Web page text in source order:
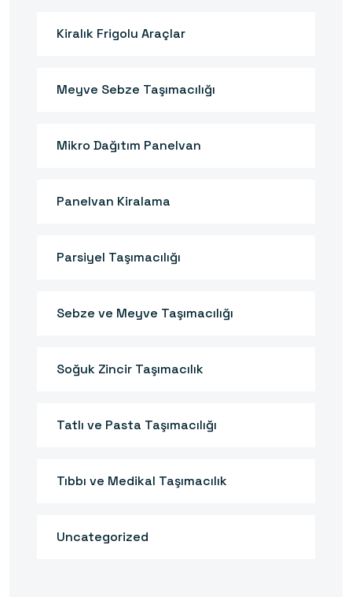
Kiralık Frigolu Araçlar
Meyve Sebze Taşımacılığı
Mikro Dağıtım Panelvan
Panelvan Kiralama
Parsiyel Taşımacılığı
Sebze ve Meyve Taşımacılığı
Soğuk Zincir Taşımacılık
Tatlı ve Pasta Taşımacılığı
Tıbbı ve Medikal Taşımacılık
Uncategorized